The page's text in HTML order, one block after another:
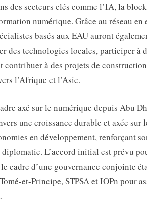
des secteurs clés comme l’IA, la
numérique. Grâce au réseau en
basés aux EAU auront
des technologies locales, participer à
contribuer à des projets de
l’Afrique et l’Asie.
axé sur le numérique depuis Abu
une croissance durable et axée sur
en développement, renforçant
L’accord initial est prévu
cadre d’une gouvernance conjointe
et-Principe, STPSA et IOPn pour